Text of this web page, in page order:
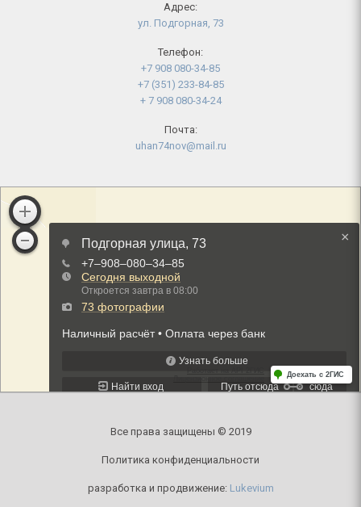
Адрес:
ул. Подгорная, 73
Телефон:
+7 908 080-34-85
+7 (351) 233-84-85
+ 7 908 080-34-24
Почта:
uhan74nov@mail.ru
Все права защищены © 2019
Политика конфиденциальности
разработка и продвижение: Lukevium